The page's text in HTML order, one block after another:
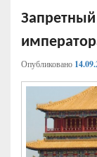
Опубликовано